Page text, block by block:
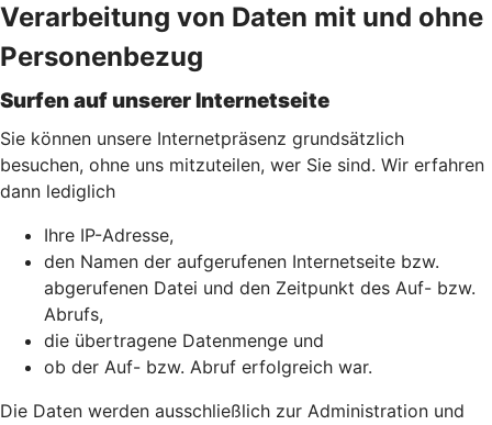
Verarbeitung von Daten mit und ohne
Personenbezug
Surfen auf unserer Internetseite
Sie können unsere Internetpräsenz grundsätzlich
besuchen, ohne uns mitzuteilen, wer Sie sind. Wir erfahren
dann lediglich
Ihre IP-Adresse,
den Namen der aufgerufenen Internetseite bzw.
abgerufenen Datei und den Zeitpunkt des Auf- bzw.
Abrufs,
die übertragene Datenmenge und
ob der Auf- bzw. Abruf erfolgreich war.
Die Daten werden ausschließlich zur Administration und